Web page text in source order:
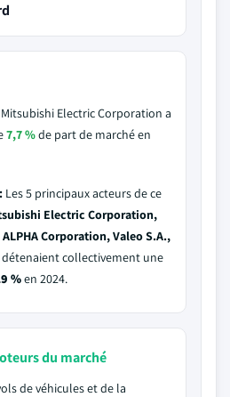
Mitsubishi Electric Corporation a
7,7 %de part de marché en
Les 5 principaux acteurs de ce
Electric Corporation,
Corporation, Valeo S.A.,
détenaient collectivement une
%en 2024.
du marché
de véhicules et de la